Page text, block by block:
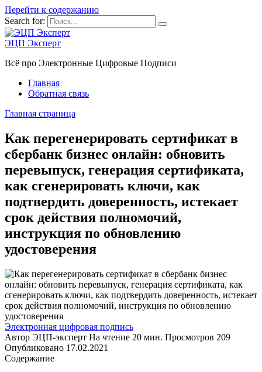
Перейти к содержанию
Search for:
ЭЦП Эксперт
Всё про Электронные Цифровые Подписи
Главная
Обратная связь
Главная страница
Как перегенерировать сертификат в
сбербанк бизнес онлайн: обновить
перевыпуск, генерация сертификата,
как сгенерировать ключи, как
подтвердить доверенность, истекает
срок действия полномочий,
инструкция по обновлению
удостоверения
Электронная цифровая подпись
Автор ЭЦП-эксперт На чтение 20 мин. Просмотров 209
Опубликовано 17.02.2021
Содержание